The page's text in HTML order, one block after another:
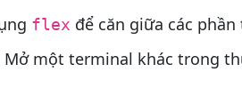
flex để căn giữa các
Mở một terminal khác trong